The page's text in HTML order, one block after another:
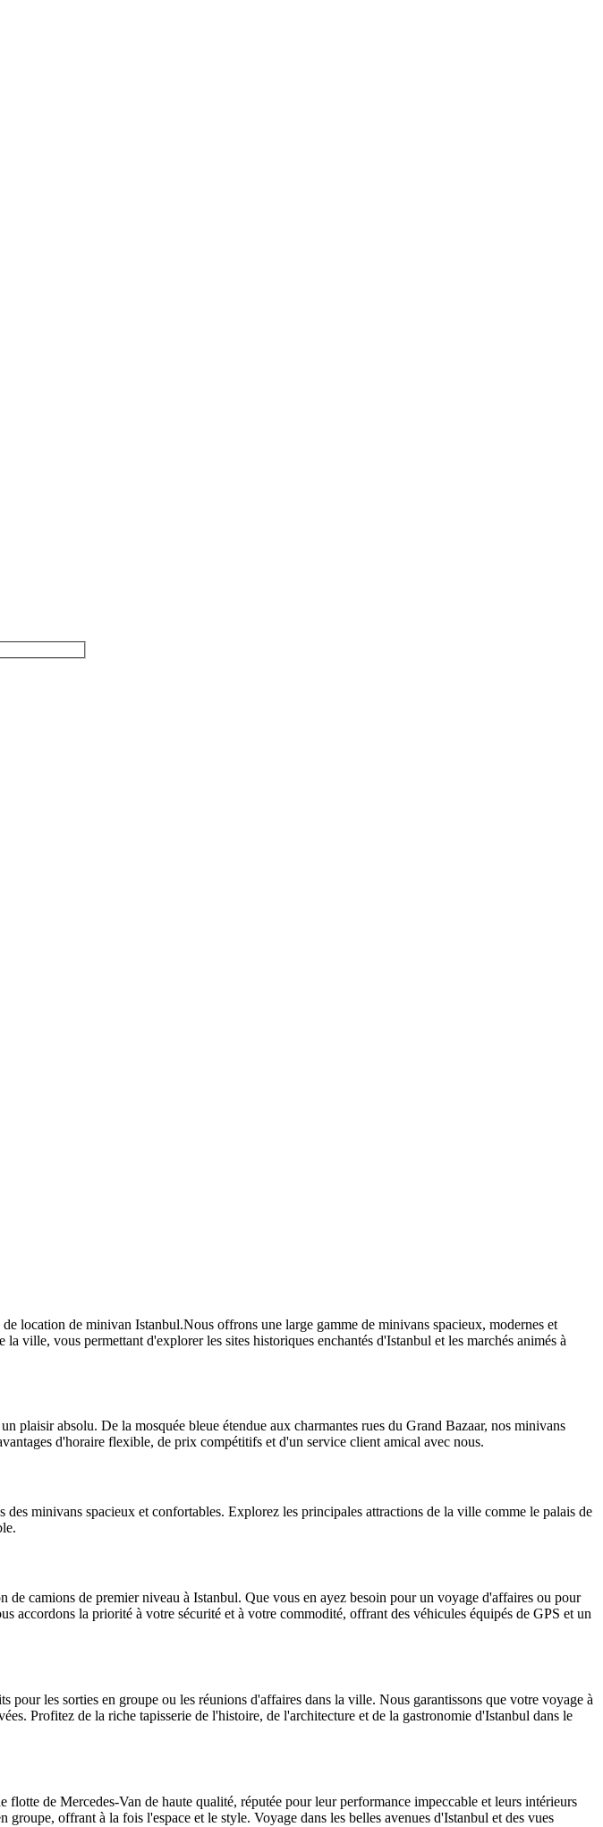
location de minivan Istanbul.Nous offrons une large gamme de minivans spacieux, modernes et
ville, vous permettant d'explorer les sites historiques enchantés d'Istanbul et les marchés animés à
plaisir absolu. De la mosquée bleue étendue aux charmantes rues du Grand Bazaar, nos minivans
d'horaire flexible, de prix compétitifs et d'un service client amical avec nous.
minivans spacieux et confortables. Explorez les principales attractions de la ville comme le palais de
camions de premier niveau à Istanbul. Que vous en ayez besoin pour un voyage d'affaires ou pour
accordons la priorité à votre sécurité et à votre commodité, offrant des véhicules équipés de GPS et un
les sorties en groupe ou les réunions d'affaires dans la ville. Nous garantissons que votre voyage à
Profitez de la riche tapisserie de l'histoire, de l'architecture et de la gastronomie d'Istanbul dans le
de Mercedes-Van de haute qualité, réputée pour leur performance impeccable et leurs intérieurs
offrant à la fois l'espace et le style. Voyage dans les belles avenues d'Istanbul et des vues